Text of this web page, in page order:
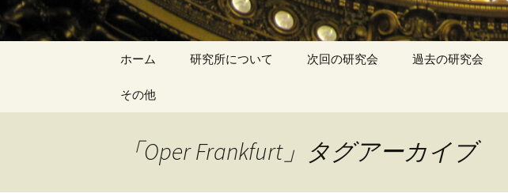
ホーム 研究所について 次回の研究会 過去の研究会
その他
「Oper Frankfurt」タグアーカイブ